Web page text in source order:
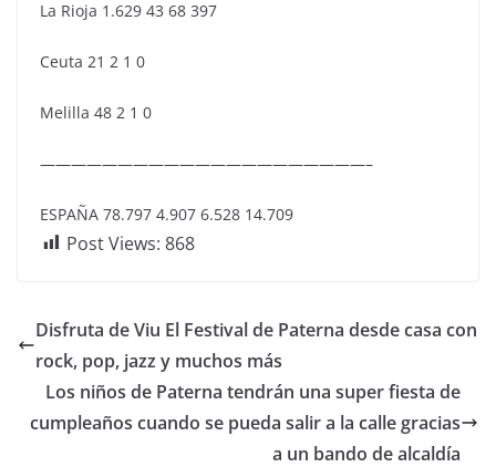
La Rioja 1.629 43 68 397
Ceuta 21 2 1 0
Melilla 48 2 1 0
—————————————————————–
ESPAÑA 78.797 4.907 6.528 14.709
Post Views: 868
Disfruta de Viu El Festival de Paterna desde casa con
rock, pop, jazz y muchos más
Los niños de Paterna tendrán una super fiesta de
cumpleaños cuando se pueda salir a la calle gracias
a un bando de alcaldía